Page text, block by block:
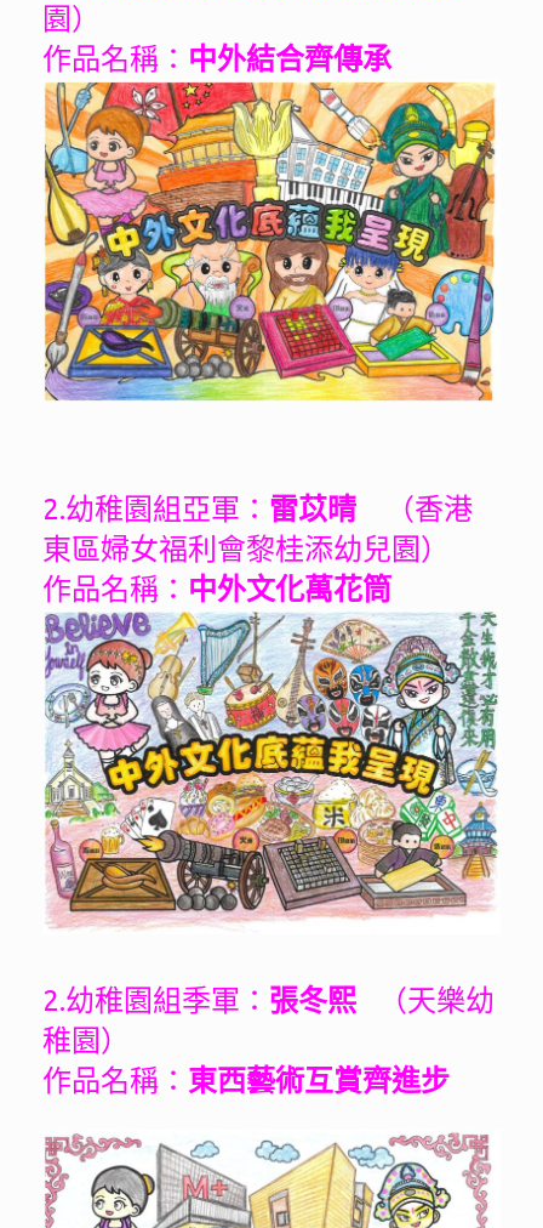
園）
作品名稱： 中外結合齊傳承
2.幼稚園組亞軍： 雷苡晴 （香港
東區婦女福利會黎桂添幼兒園）
作品名稱： 中外文化萬花筒
2.幼稚園組季軍： 張冬熙 （天樂幼
稚園）
作品名稱： 東西藝術互賞齊進步